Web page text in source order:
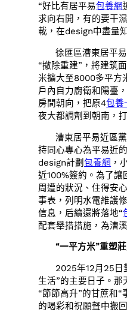
“好比有居平易包養網
求向右開，有的要干
載，在design中盡量
徐匯區漕東居平
“撤除重建”，將建筑
米擴大至8000多平方
戶內自力廚衛和陽臺
房間朝向，把原4包養
夜大都調劑到朝南，
漕東居平易近區
持同心專心為平易近
design計劃包養網 ，
近100%簽約。為了讓
周遭的狀況、住得安
事表，列明水電維護
信息，后續還將落地“
配套舉措措施，為漕
“一平方米”重塑
2025年12月25日
生活”的主要日子。那
“節節高升”的甘蔗和“
的喝彩和祝願聲中搬